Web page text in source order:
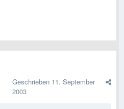
Geschrieben 11. September
2003